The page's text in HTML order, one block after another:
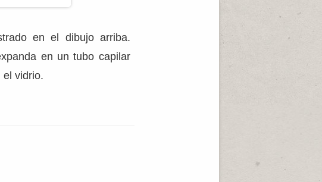
en el dibujo arriba.
en un tubo capilar
el vidrio.